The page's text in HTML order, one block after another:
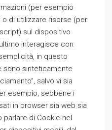
(per esempio
o di utilizzare risorse (per
sul dispositivo
interagisce con
in questo
sono sinteticamente
salvo vi sia
esempio, sebbene i
in browser sia web sia
parlare di Cookie nel